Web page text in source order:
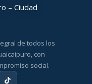
de todos los
con
social.